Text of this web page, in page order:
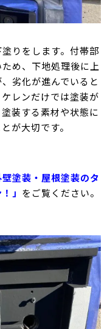
りをします。付帯部
め、下地処理後に上
劣化が進んでいると
レンだけでは塗装が
装する素材や状態に
が大切です。
壁塗装・屋根塗装のタ
」 をご覧ください。